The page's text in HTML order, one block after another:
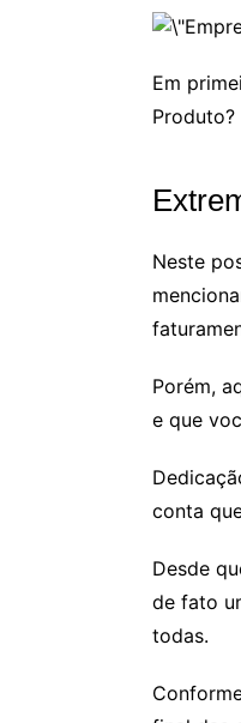
Em
Produto?
Neste
Porém,
e que
conta
Desde
de fato
todas.